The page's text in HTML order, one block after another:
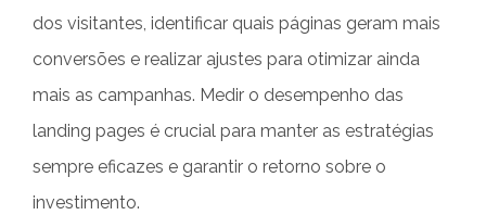
dos visitantes, identificar quais páginas geram mais
conversões e realizar ajustes para otimizar ainda
mais as campanhas. Medir o desempenho das
landing pages é crucial para manter as estratégias
sempre eficazes e garantir o retorno sobre o
investimento.